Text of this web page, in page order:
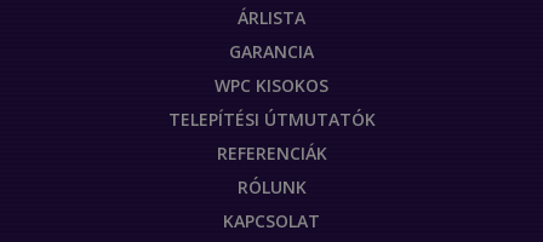
ÁRLISTA
GARANCIA
WPC KISOKOS
TELEPÍTÉSI ÚTMUTATÓK
REFERENCIÁK
RÓLUNK
KAPCSOLAT